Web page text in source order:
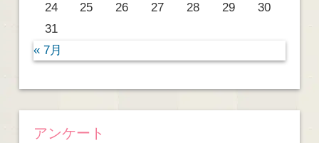
24
25 26 27 28 29
30
31
« 7月
アンケート